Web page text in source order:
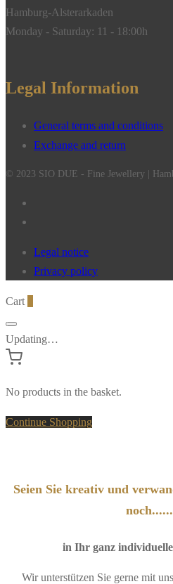
Hamburg-Alsterarkaden
Monday - Saturday: 11 - 18:00h
Legal Information
General terms and conditions
Exchange and return
© 2023 SIO DUE - Fine Jewellery |
Legal notice
Privacy policy
Cart
Updating…
No products in the basket.
Continue Shopping
Seien Sie kreativ und
in Ihr ganz
Wir unterstützen Sie gerne mit